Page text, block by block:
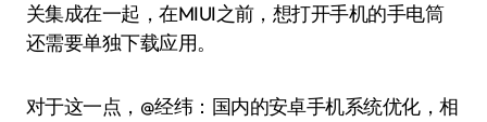
关集成在一起，在MIUI之前，想打开手机的手电筒
还需要单独下载应用。
对于这一点，@经纬：国内的安卓手机系统优化，相